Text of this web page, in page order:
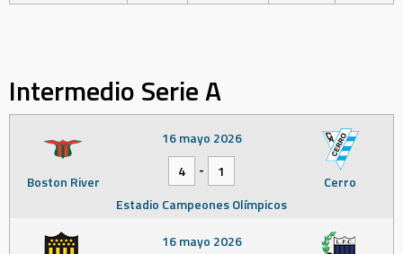
Intermedio Serie A
Boston River Cerro
16 mayo 2026
4
-
1
Estadio Campeones Olímpicos
16 mayo 2026